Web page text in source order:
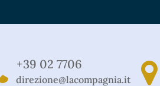
+39 02 7706
direzione@lacompagnia.it